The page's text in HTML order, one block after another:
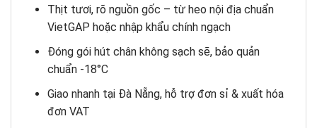
Thịt tươi, rõ nguồn gốc – từ heo nội địa chuẩn
VietGAP hoặc nhập khẩu chính ngạch
Đóng gói hút chân không sạch sẽ, bảo quản
chuẩn -18°C
Giao nhanh tại Đà Nẵng, hỗ trợ đơn sỉ & xuất hóa
đơn VAT